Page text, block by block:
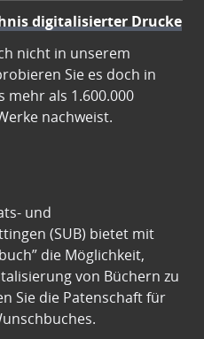
digitalisierter Drucke
nicht in unserem
Sie es doch in
mehr als 1.600.000
nachweist.
und
(SUB) bietet mit
die Möglichkeit,
von Büchern zu
Sie die Patenschaft für